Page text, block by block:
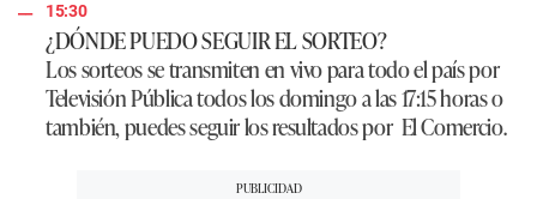
15:30
¿DÓNDE PUEDO SEGUIR EL SORTEO?
Los sorteos se transmiten en vivo para todo el país por
Televisión Pública todos los domingo a las 17:15 horas o
también, puedes seguir los resultados por El Comercio.